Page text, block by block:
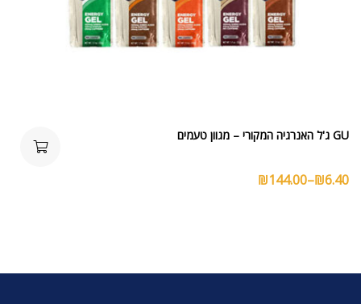
GU ג'ל האנרגיה המקורי – מגוון טעמים
₪6.40
–
₪144.00